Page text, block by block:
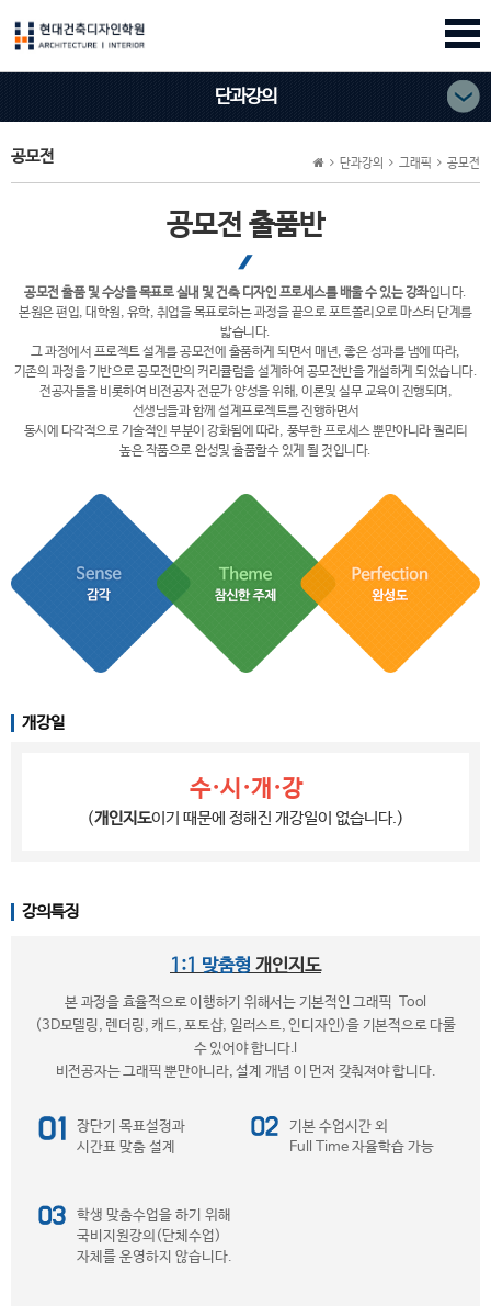
단과강의
공모전 단과강의 그래픽 공모전
공모전 출품반
공모전 출품 및 수상을 목표로 실내 및 건축 디자인 프로세스를 배울 수 있는 강좌입니다.
본원은 편입, 대학원, 유학, 취업을 목표로하는 과정을 끝으로 포트폴리오로 마스터 단계를
밟습니다.
그 과정에서 프로젝트 설계를 공모전에 출품하게 되면서 매년, 좋은 성과를 냄에 따라,
기존의 과정을 기반으로 공모전만의 커리큘럼을 설계하여 공모전반을 개설하게 되었습니다.
전공자들을 비롯하여 비전공자 전문가 양성을 위해, 이론및 실무 교육이 진행되며,
선생님들과 함께 설계프로젝트를 진행하면서
동시에 다각적으로 기술적인 부분이 강화됨에 따라, 풍부한 프로세스 뿐만아니라 퀄리티
높은 작품으로 완성및 출품할수 있게 될 것입니다.
개강일
수·시·개·강
(개인지도이기 때문에 정해진 개강일이 없습니다.)
강의특징
1:1 맞춤형 개인지도
본 과정을 효율적으로 이행하기 위해서는 기본적인 그래픽 Tool
(3D모델링, 렌더링, 캐드, 포토샵, 일러스트, 인디자인)을 기본적으로 다룰
수 있어야 합니다.l
비전공자는 그래픽 뿐만아니라, 설계 개념 이 먼저 갖춰져야 합니다.
장단기 목표설정과
시간표 맞춤 설계
기본 수업시간 외
Full Time 자율학습 가능
학생 맞춤수업을 하기 위해
국비지원강의(단체수업)
자체를 운영하지 않습니다.